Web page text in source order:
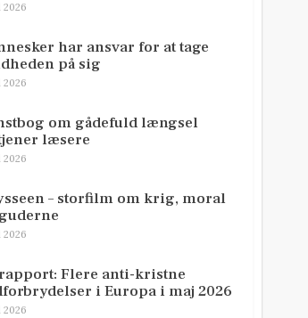
2026
har ansvar for at tage
på sig
2026
om gådefuld længsel
læsere
2026
– storfilm om krig, moral
2026
Flere anti-kristne
i Europa i maj 2026
2026